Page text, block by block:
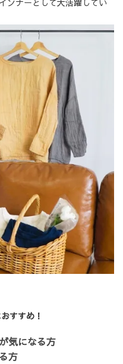
ンナーとして大活躍してい
すすめ！
気になる方
方